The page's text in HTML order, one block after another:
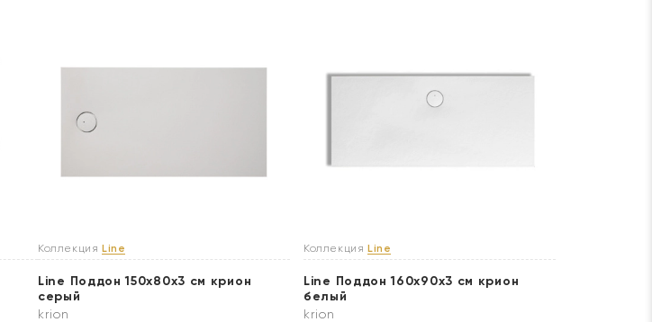
Коллекция Line
Line Поддон 150x80х3 см крион
серый
krion
Коллекция Line
Line Поддон 160x90х3 см крион
белый
krion